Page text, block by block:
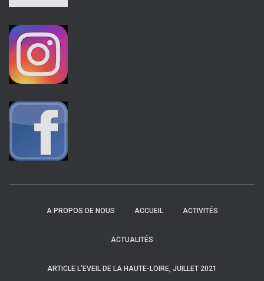
A PROPOS DE NOUS ACCUEIL ACTIVITÉS
ACTUALITÉS
ARTICLE L’EVEIL DE LA HAUTE-LOIRE, JUILLET 2021